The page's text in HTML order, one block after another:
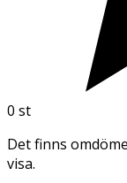
0 st
Det finns
visa.